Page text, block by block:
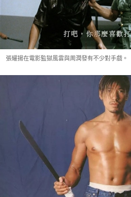
張耀揚在電影監獄風雲與周潤發有不少對手戲。